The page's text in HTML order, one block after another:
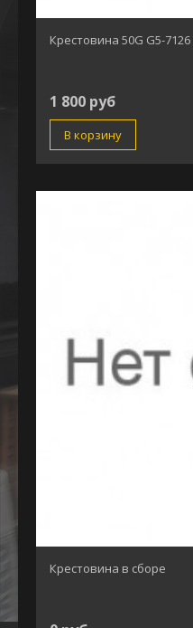
Крестовина 50G G5-7126
1 800 руб
В корзину
Крестовина в сборе